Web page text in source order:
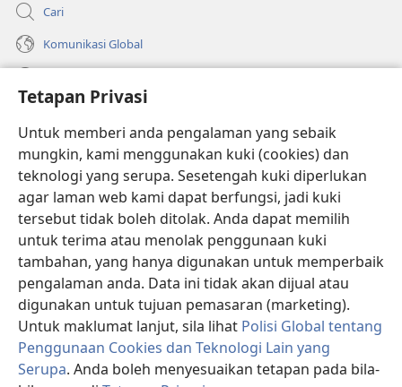
Tetapan Privasi
Untuk memberi anda pengalaman yang sebaik
mungkin, kami menggunakan kuki (cookies) dan
teknologi yang serupa. Sesetengah kuki diperlukan
agar laman web kami dapat berfungsi, jadi kuki
tersebut tidak boleh ditolak. Anda dapat memilih
untuk terima atau menolak penggunaan kuki
tambahan, yang hanya digunakan untuk memperbaik
pengalaman anda. Data ini tidak akan dijual atau
digunakan untuk tujuan pemasaran (marketing).
Untuk maklumat lanjut, sila lihat Polisi Global tentang
Penggunaan Cookies dan Teknologi Lain yang
Serupa. Anda boleh menyesuaikan tetapan pada bila-
Cari
Komunikasi Global
(membuka
tetingkap
baharu)PERPUSTAKAAN DALAM TALIAN Watchtower
(membuka
tetingkap
baharu)JW Hub ®
(membuka
tetingkap
baharu)
®
Watchtower Library®